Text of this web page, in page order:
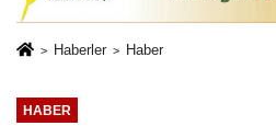
Haberler Haber
HABER